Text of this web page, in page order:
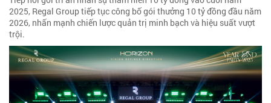
2025, Regal Group tiếp tục công bố gói thưởng 10 tỷ đồng đầu năm
2026, nhấn mạnh chiến lược quản trị minh bạch và hiệu suất vượt
trội.